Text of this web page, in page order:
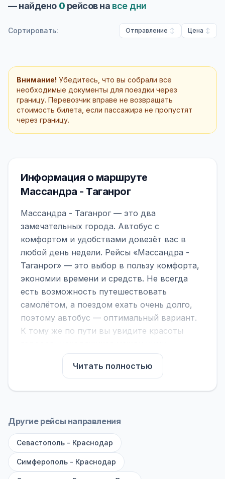
— найдено 0 рейсов на все дни
Сортировать: Отправление Цена
Внимание! Убедитесь, что вы собрали все
необходимые документы для поездки через
границу. Перевозчик вправе не возвращать
стоимость билета, если пассажира не пропустят
через границу.
Информация о маршруте
Массандра - Таганрог
Массандра - Таганрог — это два
замечательных города. Автобус с
комфортом и удобствами довезёт вас в
любой день недели. Рейсы «Массандра -
Таганрог» — это выбор в пользу комфорта,
экономии времени и средств. Не всегда
есть возможность путешествовать
самолётом, а поездом ехать очень долго,
поэтому автобус — оптимальный вариант.
К тому же по пути вы увидите красоты
На нашем сайте вы можете найти
расписание автобусов Массандра -
Таганрог, сравнить рейсы и выбрать
обратите внимание на микроавтобусы (8–18
большие автобусы (от 40 мест): у них лучше
подвеска и дорога ощущается меньше.
Читать полностью
Другие рейсы направления
Севастополь - Краснодар
Симферополь - Краснодар